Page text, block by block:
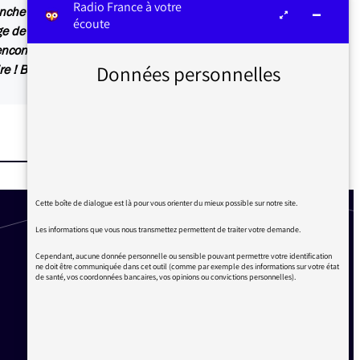
à 16h produit par Aurélie Luneau. Vous
l’émission : « Je pars cultiver des céréales
des centaines de personnes
! Bonne continuation, Ruth Stégassy. »
Radio France à votre
écoute
Données personnelles
Cette boîte de dialogue est là pour vous orienter du mieux possible sur notre site.
Les informations que vous nous transmettez permettent de traiter votre demande.
Cependant, aucune donnée personnelle ou sensible pouvant permettre votre identification
ne doit être communiquée dans cet outil (comme par exemple des informations sur votre état
de santé, vos coordonnées bancaires, vos opinions ou convictions personnelles).